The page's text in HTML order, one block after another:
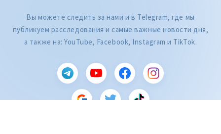
Вы можете следить за нами и в Telegram, где мы
публикуем расследования и самые важные новости дня,
а также на: YouTube, Facebook, Instagram и TikTok.
Citește articolul